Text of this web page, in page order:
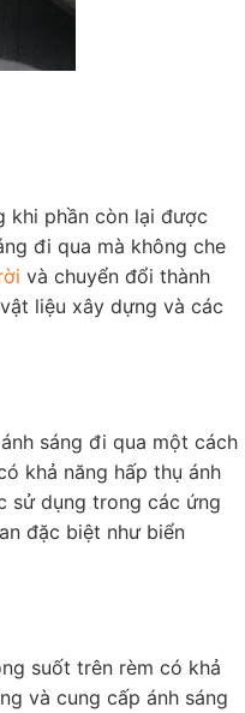
khi phần còn lại được
đi qua mà không che
và chuyển đổi thành
liệu xây dựng và các
sáng đi qua một cách
khả năng hấp thụ ánh
sử dụng trong các ứng
đặc biệt như biển
suốt trên rèm có khả
và cung cấp ánh sáng